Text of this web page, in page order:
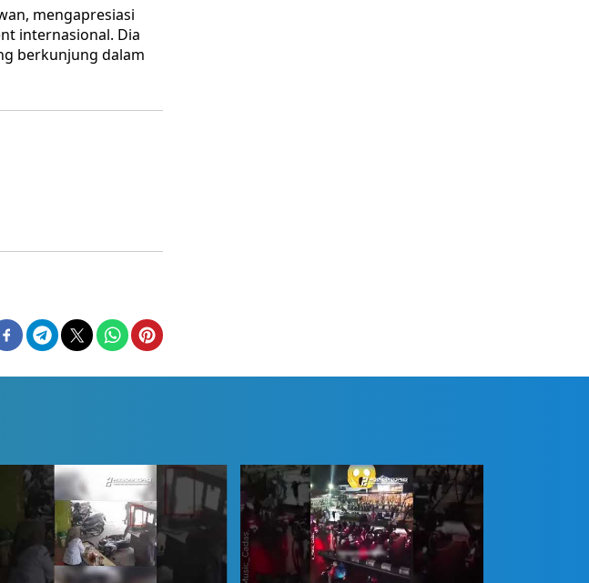
mengapresiasi
internasional. Dia
berkunjung dalam